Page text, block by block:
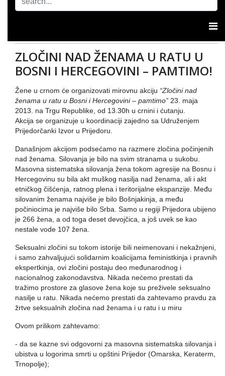
ZLOČINI NAD ŽENAMA U RATU U
BOSNI I HERCEGOVINI – PAMTIMO!
Žene u crnom će organizovati mirovnu akciju “Zločini nad
ženama u ratu u Bosni i Hercegovini – pamtimo” 23. maja
2013. na Trgu Republike, od 13.30h u crnini i ćutanju.
Akcija se organizuje u koordinaciji zajedno sa Udruženjem
Prijedorčanki Izvor u Prijedoru.
Današnjom akcijom podsećamo na razmere zločina počinjenih
nad ženama. Silovanja je bilo na svim stranama u sukobu.
Masovna sistematska silovanja žena tokom agresije na Bosnu i
Hercegovinu su bila akt muškog nasilja nad ženama, ali i akt
etničkog čišćenja, ratnog plena i teritorijalne ekspanzije. Među
silovanim ženama najviše je bilo Bošnjakinja, a među
počiniocima je najviše bilo Srba. Samo u regiji Prijedora ubijeno
je 266 žena, a od toga deset devojčica, a još uvek se kao
nestale vode 107 žena.
Seksualni zločini su tokom istorije bili neimenovani i nekažnjeni,
i samo zahvaljujući solidarnim koalicijama feministkinja i pravnih
ekspertkinja, ovi zločini postaju deo međunarodnog i
nacionalnog zakonodavstva. Nikada nećemo prestati da
tražimo prostore za glasove žena koje su preživele seksualno
nasilje u ratu. Nikada nećemo prestati da zahtevamo pravdu za
žrtve seksualnih zločina nad ženama i u ratu i u miru
Ovom prilikom zahtevamo:
- da se kazne svi odgovorni za masovna sistematska silovanja i
ubistva u logorima smrti u opštini Prijedor (Omarska, Keraterm,
Trnopolje);